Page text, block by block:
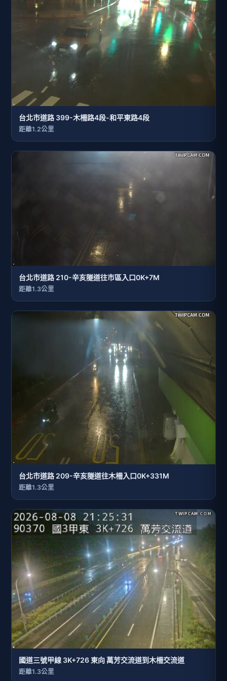
台北市道路 399-木柵路4段-和平東路4段
距離1.2公里
台北市道路 210-辛亥隧道往市區入口0K+7M
距離1.3公里
台北市道路 209-辛亥隧道往木柵入口0K+331M
距離1.3公里
國道三號甲線 3K+726 東向 萬芳交流道到木柵交流道
距離1.3公里